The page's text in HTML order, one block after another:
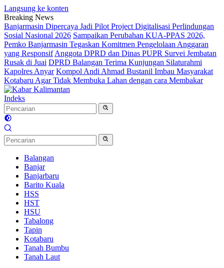
Langsung ke konten
Breaking News
Banjarmasin Dipercaya Jadi Pilot Project Digitalisasi Perlindungan
Sosial Nasional 2026 Sampaikan Perubahan KUA-PPAS 2026,
Pemko Banjarmasin Tegaskan Komitmen Pengelolaan Anggaran
yang Responsif Anggota DPRD dan Dinas PUPR Survei Jembatan
Rusak di Juai DPRD Balangan Terima Kunjungan Silaturahmi
Kapolres Anyar Kompol Andi Ahmad Bustanil Imbau Masyarakat
Kotabaru Agar Tidak Membuka Lahan dengan cara Membakar
Indeks
Balangan
Banjar
Banjarbaru
Barito Kuala
HSS
HST
HSU
Tabalong
Tapin
Kotabaru
Tanah Bumbu
Tanah Laut